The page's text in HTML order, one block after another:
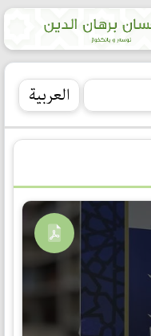
العربیة